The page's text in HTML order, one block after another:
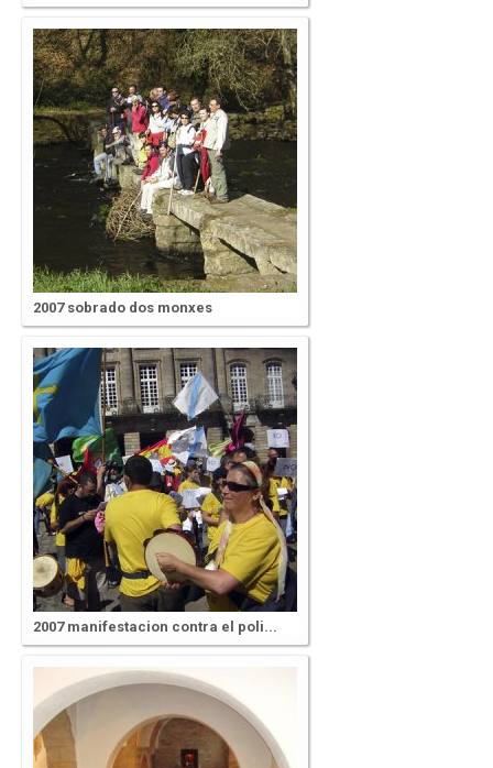
2007 sobrado dos monxes
2007 manifestacion contra el poli...